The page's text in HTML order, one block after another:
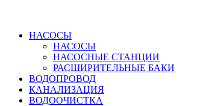
НАСОСЫ
НАСОСЫ
НАСОСНЫЕ СТАНЦИИ
РАСШИРИТЕЛЬНЫЕ БАКИ
ВОДОПРОВОД
КАНАЛИЗАЦИЯ
ВОДООЧИСТКА